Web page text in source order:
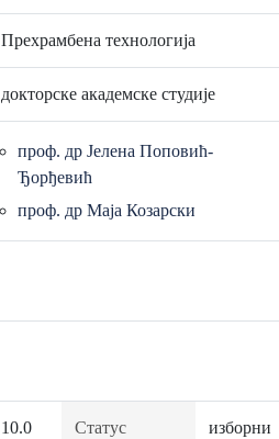
Прехрамбена технологија
докторске академске студије
проф. др Јелена Поповић-
Ђорђевић
проф. др Маја Козарски
10.0
Статус
изборни